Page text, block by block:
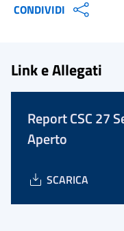
CONDIVIDI
Link e Allegati
Report CSC 27
Aperto
SCARICA